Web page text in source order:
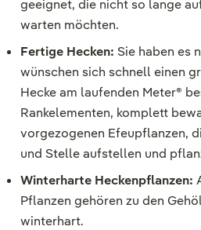
geeignet, die nicht so lange
warten möchten.
Fertige Hecken: Sie haben es
wünschen sich schnell einen
Hecke am laufenden Meter®
Rankelementen, komplett
vorgezogenen Efeupflanzen,
und Stelle aufstellen und
Winterharte Heckenpflanzen:
Pflanzen gehören zu den
winterhart.